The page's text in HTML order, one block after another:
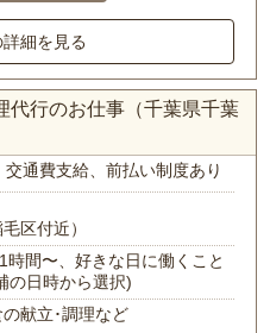
細を見る
代行のお仕事（千葉県千葉
、交通費支給、前払い制度あり
区付近）
時間〜、好きな日に働くこと
の日時から選択)
献立･調理など